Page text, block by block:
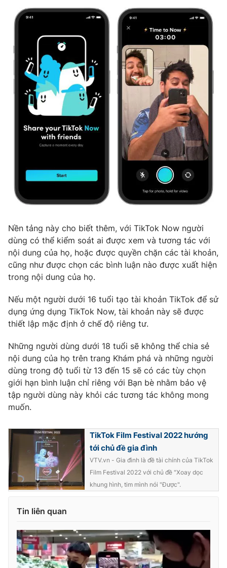
Hitech Công nghệ tương lai
Sản phẩm
Thị trường
Tư vấn
Giao lưu trực tuyến
Lịch phát sóng
Chuyên mục khác
Emagazine Podcast
Photo Infographic
Shorts video
VTV Money VTV Thể thao
Thị trường 24h Tấm lòng Việt
VTV4
VTV9 VTV8
THỜI BÁO VTV
Theo dõi báo trên
Cơ quan chủ quản:Đài Truyền hình Việt Nam
Cơ quan báo chí:Thời báo VTV
cấp ngày 29/12/2023
Phó Tổng Biên tập:Nguyễn Thị Mỹ Hạnh, Phạm Quốc Thắng,
Nguyễn Trọng Ninh
Tổng đài VTV:024.38 355 931 - 024.38 355 932
Nền tảng này cho biết thêm, với TikTok Now người
dùng có thể kiểm soát ai được xem và tương tác với
nội dung của họ, hoặc được quyền chặn các tài khoản,
cũng như được chọn các bình luận nào được xuất hiện
trong nội dung của họ.
Nếu một người dưới 16 tuổi tạo tài khoản TikTok để sử
dụng ứng dụng TikTok Now, tài khoản này sẽ được
thiết lập mặc định ở chế độ riêng tư.
Những người dùng dưới 18 tuổi sẽ không thể chia sẻ
nội dung của họ trên trang Khám phá và những người
dùng trong độ tuổi từ 13 đến 15 sẽ có các tùy chọn
giới hạn bình luận chỉ riêng với Bạn bè nhằm bảo vệ
tập người dùng này khỏi các tương tác không mong
muốn.
TikTok Film Festival 2022 hướng
tới chủ đề gia đình
VTV.vn - Gia đình là đề tài chính của TikTok
Film Festival 2022 với chủ đề "Xoay dọc
khung hình, tim mình nói "Được".
Tin liên quan